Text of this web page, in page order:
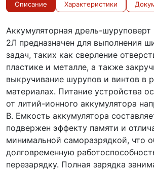
Описание Характеристики
Аккумуляторная дрель-
2Л предназначен для выполнения
задач, таких как сверление
пластике и металле, а также
выкручивание шурупов и винтов в
материалах. Питание устройства
от литий-ионного аккумулятора
В. Емкость аккумулятора
подвержен эффекту памяти и
минимальной саморазрядкой, что
долговременную
перезарядку. Полная зарядка